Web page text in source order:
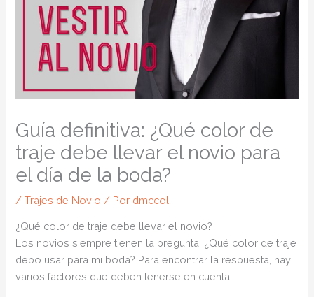
Guía definitiva: ¿Qué color de
traje debe llevar el novio para
el día de la boda?
/Trajes de Novio / Por dmccol
¿Qué color de traje debe llevar el novio?
Los novios siempre tienen la pregunta: ¿Qué color de traje
debo usar para mi boda? Para encontrar la respuesta, hay
varios factores que deben tenerse en cuenta.